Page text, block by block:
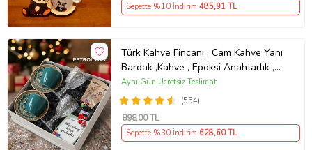
Sepette %10 İndirim 485,91 TL
Türk Kahve Fincanı , Cam Kahve Yanı
Bardak ,Kahve , Epoksi Anahtarlık ,
Kahvesever Hediye Seti AYN34
KŞSL
(554)
Aynı Gün Ücretsiz Teslimat
898,00 TL
Sepette %30 İndirim 628,60 TL